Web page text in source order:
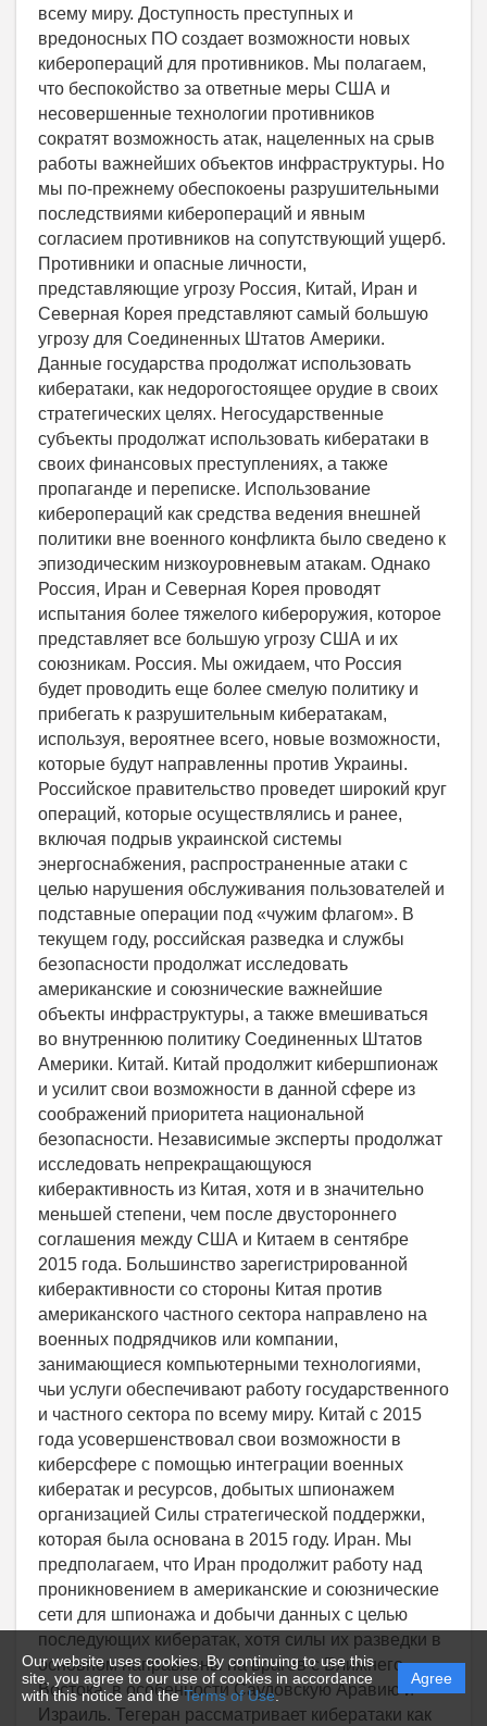
Our website uses cookies. By continuing to use this
site, you agree to our use of cookies in accordance
with this notice and theTerms of Use.
Agree